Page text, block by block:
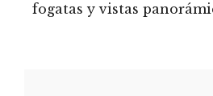
fogatas y vistas